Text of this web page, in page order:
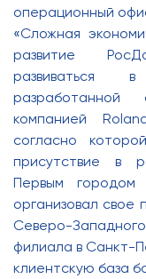
операционный
«Сложная
развитие
развиваться в
разработанной
компанией
согласно
присутствие в
Первым
организовал свое
Северо-
филиала в Санкт-
клиентскую база